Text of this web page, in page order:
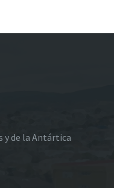
y de la Antártica